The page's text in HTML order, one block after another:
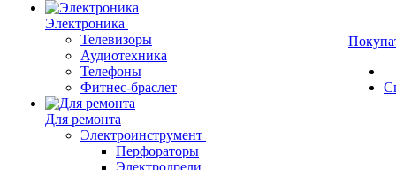
Электроника
Телевизоры
Аудиотехника
Телефоны
Фитнес-браслет
Для ремонта
Электроинструмент
Перфораторы
Электродрели,